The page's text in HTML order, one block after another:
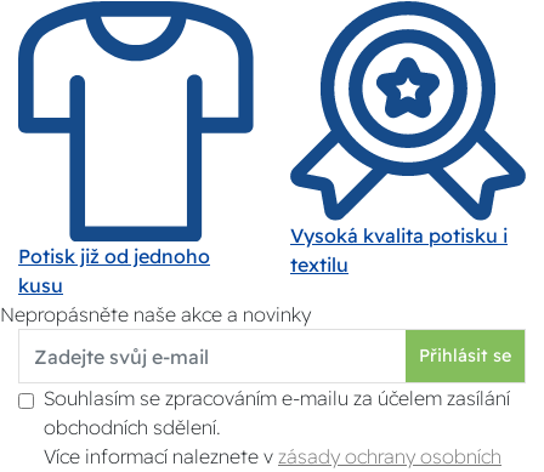
Potisk již od jednoho
kusu
Vysoká kvalita potisku i
textilu
Nepropásněte naše akce a novinky
Přihlásit se
Souhlasím se zpracováním e-mailu za účelem zasílání
obchodních sdělení.
Více informací naleznete v zásady ochrany osobních